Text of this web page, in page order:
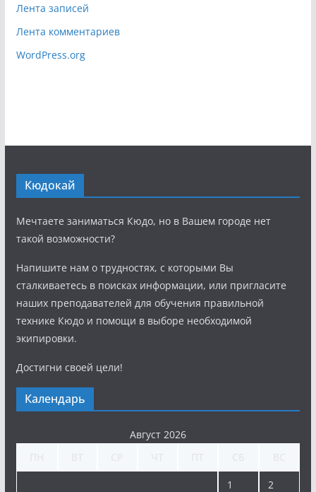
Лента записей
Лента комментариев
WordPress.org
Кюдокай
Мечтаете заниматься Кюдо, но в Вашем городе нет
такой возможности?
Напишите нам о трудностях, с которыми Вы
сталкиваетесь в поисках информации, или пригласите
наших преподавателей для обучения правильной
технике Кюдо и помощи в выборе необходимой
экипировки.
Достигни своей цели!
Календарь
Август 2026
1 2